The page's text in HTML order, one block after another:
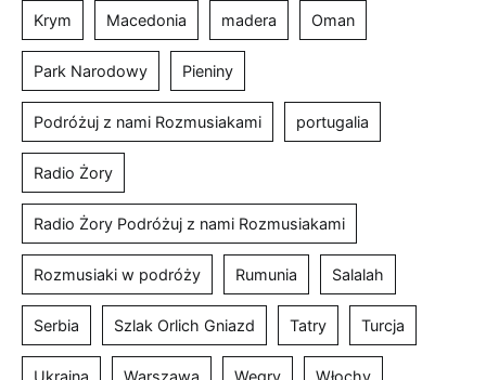
Krym Macedonia madera Oman
Park Narodowy Pieniny
Podróżuj z nami Rozmusiakami portugalia
Radio Żory
Radio Żory Podróżuj z nami Rozmusiakami
Rozmusiaki w podróży Rumunia Salalah
Serbia Szlak Orlich Gniazd Tatry Turcja